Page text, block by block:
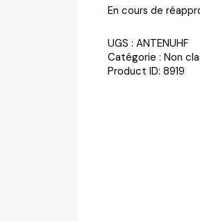
En cours de
UGS : ANTENUHF
Catégorie : Non
Product ID: 8919